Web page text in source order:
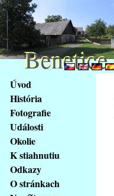
obsah
stránky
Klávesové
zkratky
tomto
webu
základní
Úvod
História
Fotografie
Události
Okolie
K stiahnutiu
Odkazy
O stránkach
Benetice
Benetice